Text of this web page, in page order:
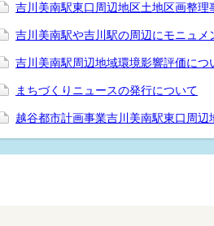
吉川美南駅東口周辺地区土地区画整
吉川美南駅や吉川駅の周辺にモニュメ
吉川美南駅周辺地域環境影響評価に
まちづくりニュースの発行について
越谷都市計画事業吉川美南駅東口周